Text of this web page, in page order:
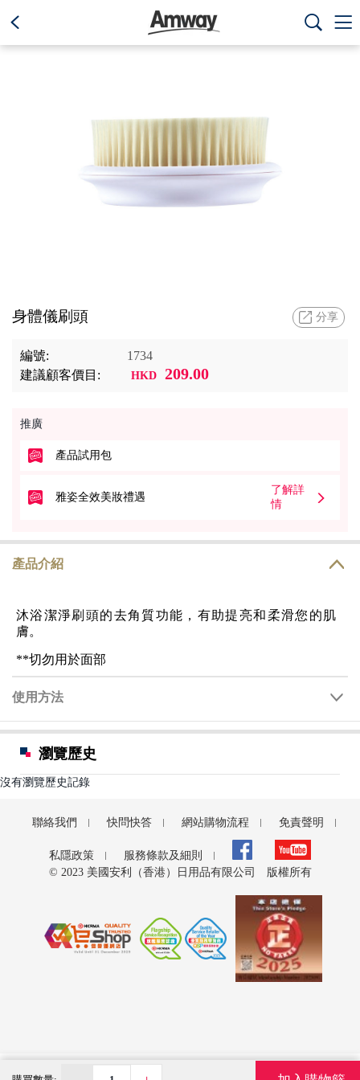
 

身體儀刷頭 分享
編號:
1734
建議顧客價目:
HKD 209.00
推廣
產品試用包
雅姿全效美妝禮遇
了解詳
情
產品介紹
沐浴潔淨刷頭的去角質功能，有助提亮和柔滑您的肌
膚。
**切勿用於面部
使用方法
瀏覽歷史
沒有瀏覽歷史記錄
聯絡我們 快問快答 網站購物流程 免責聲明
私隱政策
服務條款及細則
© 2023 美國安利（香港）日用品有限公司 版權所有